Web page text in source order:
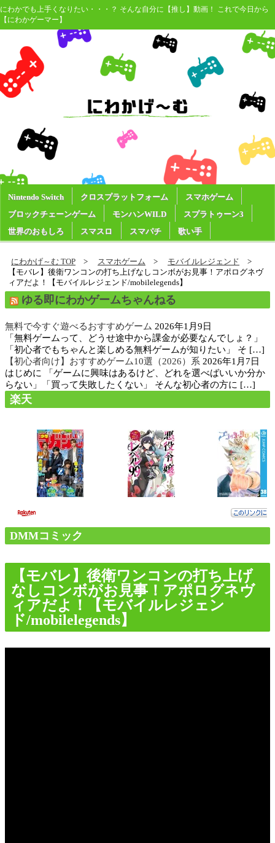
にわかでも上手くなりたい・・・？ そんな自分に【推し】動画！ これで今日から
【にわかゲーマー】
Nintendo Switch クロスプラットフォーム
スマホゲーム
ブロックチェーンゲーム
モンハンWILD
スプラトゥーン3
世界のおもしろ
スマスロ スマパチ 歌い手
にわかげ～む TOP スマホゲーム
モバイルレジェンド
【モバレ】後衛ワンコンの打ち上げなしコンボがお見事！アポログネヴ
ィアだよ！【モバイルレジェンド/mobilelegends】
ゆる即にわかゲームちゃんねる
無料で今すぐ遊べるおすすめゲーム 2026年1月9日
「無料ゲームって、どうせ途中から課金が必要なんでしょ？」
「初心者でもちゃんと楽しめる無料ゲームが知りたい」 そ […]
【初心者向け】おすすめゲーム10選（2026）系 2026年1月7日
はじめに 「ゲームに興味はあるけど、どれを選べばいいか分か
らない」「買って失敗したくない」 そんな初心者の方に […]
楽天
DMMコミック
【モバレ】後衛ワンコンの打ち上げ
なしコンボがお見事！アポログネヴ
ィアだよ！【モバイルレジェン
ド/mobilelegends】